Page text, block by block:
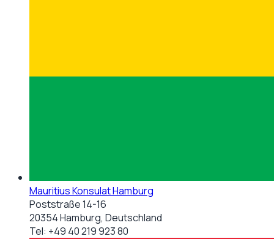
Mauritius Konsulat Hamburg
Poststraße 14-16
20354 Hamburg, Deutschland
Tel: +49 40 219 923 80